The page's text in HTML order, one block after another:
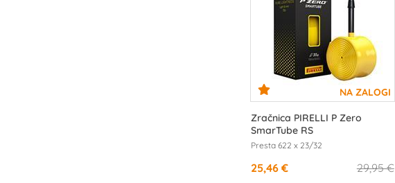
Zračnica PIRELLI P Zero
SmarTube RS
Presta 622 x 23/32
29,95 €
25,46 €